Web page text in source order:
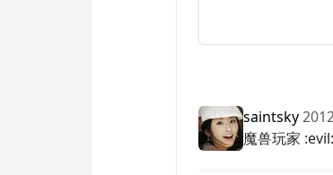
saintsky
魔兽玩家